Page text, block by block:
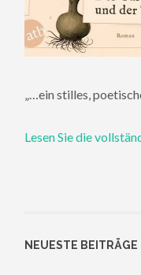
„…ein stilles,
Lesen Sie die
NEUESTE BEITRÄGE